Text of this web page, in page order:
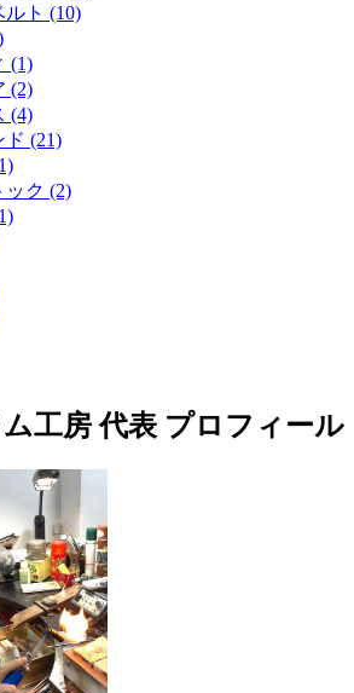
ト (10)
(1)
(2)
(4)
(21)
ック (2)
工房 代表 プロフィール